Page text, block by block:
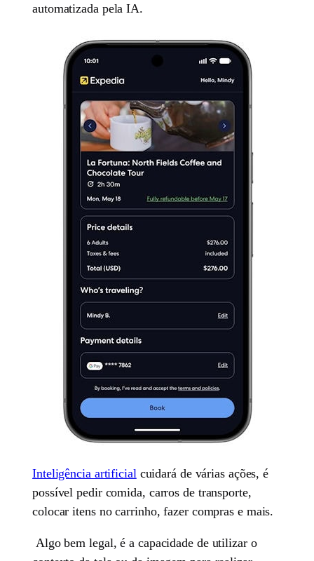
automatizada pela IA.
Inteligência artificial cuidará de várias ações, é
possível pedir comida, carros de transporte,
colocar itens no carrinho, fazer compras e mais.
Algo bem legal, é a capacidade de utilizar o